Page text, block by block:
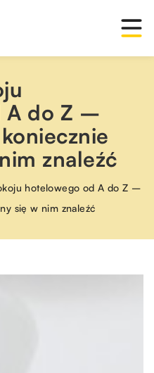
A do Z –
znaleźć
hotelowego od A do Z –
się w nim znaleźć